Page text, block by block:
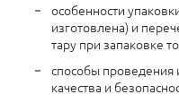
особенности
изготовлена) и
тару при запаковке
способы проведения
качества и